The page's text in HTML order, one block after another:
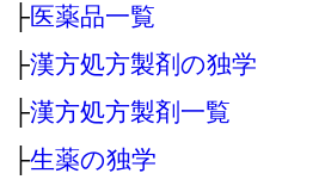
├医薬品一覧
├漢方処方製剤の独学
├漢方処方製剤一覧
├生薬の独学